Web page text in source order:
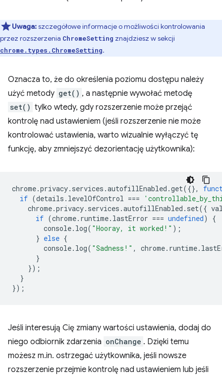
Uwaga:szczegółowe informacje o możliwości kontrolowania
przez rozszerzenia ChromeSetting znajdziesz w sekcji
chrome.types.ChromeSetting.
Oznacza to, że do określenia poziomu dostępu należy
użyć metody get() , a następnie wywołać metodę
set() tylko wtedy, gdy rozszerzenie może przejąć
kontrolę nad ustawieniem (jeśli rozszerzenie nie może
kontrolować ustawienia, warto wizualnie wyłączyć tę
funkcję, aby zmniejszyć dezorientację użytkownika):
chrome.privacy. services .autofillEnabled .get({},
if (details . levelOfControl ===
chrome.privacy. services .autofillEnabled . set({
if (chrome. runtime. lastError === undefined)
{
console. log( "Hooray, it worked!" );
} else {
console. log( "Sadness!" , chrome. runtime.
}
});
}
});
Jeśli interesują Cię zmiany wartości ustawienia, dodaj do
niego odbiornik zdarzenia onChange . Dzięki temu
możesz m.in. ostrzegać użytkownika, jeśli nowsze
rozszerzenie przejmie kontrolę nad ustawieniem lub jeśli